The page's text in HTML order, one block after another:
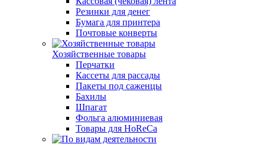
Резинки для денег
Бумага для принтера
Почтовые конверты
Хозяйственные товары
Перчатки
Кассеты для рассады
Пакеты под саженцы
Бахилы
Шпагат
Фольга алюминиевая
Товары для HoReCa